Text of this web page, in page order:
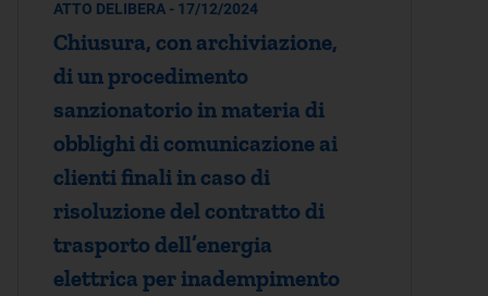
ATTO DELIBERA - 17/12/2024
Chiusura, con archiviazione,
di un procedimento
sanzionatorio in materia di
obblighi di comunicazione ai
clienti finali in caso di
risoluzione del contratto di
trasporto dell’energia
elettrica per inadempimento